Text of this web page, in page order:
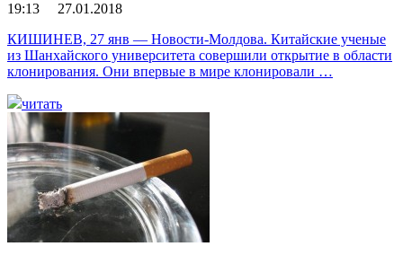
19:13 27.01.2018
КИШИНЕВ, 27 янв — Новости-Молдова. Китайские ученые
из Шанхайского университета совершили открытие в области
клонирования. Они впервые в мире клонировали …
читать